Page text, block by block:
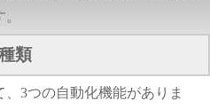
類
3つの自動化機能がありま